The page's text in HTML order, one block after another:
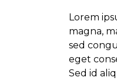
Lorem
magna,
sed
eget
Sed id